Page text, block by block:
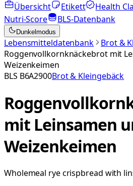
Übersicht
Etikett Health
Nutri-Score
BLS-Datenbank
Dunkelmodus
Lebensmitteldatenbank
Brot &
Roggenvollkornknäckebrot mit
Weizenkeimen
BLS B6A2900Brot & Kleingebäck
mit Leinsamen
Weizenkeimen
Wholemeal rye crispbread with